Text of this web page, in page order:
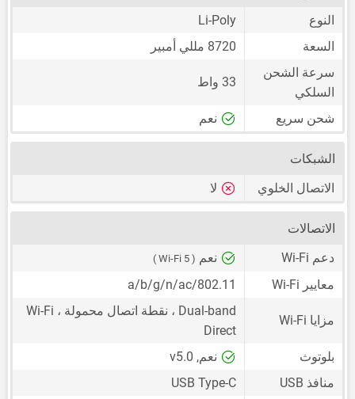
النوع
Li-Poly
السعة
8720 مللي أمبير
سرعة الشحن
السلكي
33 واط
شحن سريع نعم
الشبكات
الاتصال الخلوي
لا
الاتصالات
دعم Wi-Fi
نعم ( Wi-Fi 5 )
معايير Wi-Fi 802.11/a/b/g/n/ac
مزايا Wi-Fi
Dual-band ، نقطة اتصال محمولة ، Wi-Fi
Direct
بلوتوث
نعم, v5.0
منافذ USB
USB Type-C